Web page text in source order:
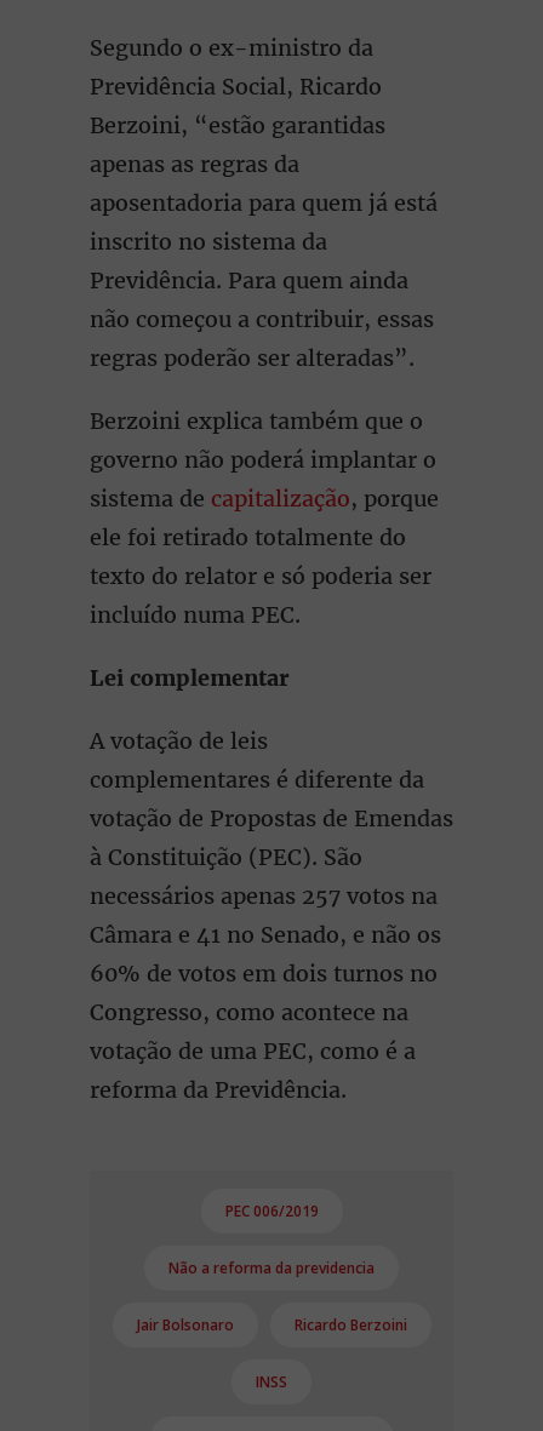
Segundo o ex-ministro da
Previdência Social, Ricardo
Berzoini, “estão garantidas
apenas as regras da
aposentadoria para quem já está
inscrito no sistema da
Previdência. Para quem ainda
não começou a contribuir, essas
regras poderão ser alteradas”.
Berzoini explica também que o
governo não poderá implantar o
sistema de capitalização, porque
ele foi retirado totalmente do
texto do relator e só poderia ser
incluído numa PEC.
Lei complementar
A votação de leis
complementares é diferente da
votação de Propostas de Emendas
à Constituição (PEC). São
necessários apenas 257 votos na
Câmara e 41 no Senado, e não os
60% de votos em dois turnos no
Congresso, como acontece na
votação de uma PEC, como é a
reforma da Previdência.
PEC 006/2019
Não a reforma da previdencia
Jair Bolsonaro Ricardo Berzoini
INSS